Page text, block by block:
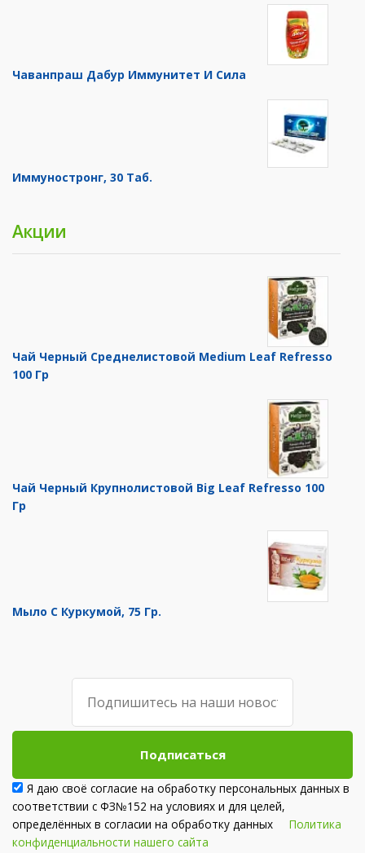
Чаванпраш Дабур Иммунитет И Сила
Иммуностронг, 30 Таб.
Акции
Чай Черный Среднелистовой Medium Leaf Refresso
100 Гр
Чай Черный Крупнолистовой Big Leaf Refresso 100
Гр
Мыло С Куркумой, 75 Гр.
Подписаться
Я даю своё согласие на обработку персональных данных в
соответствии с ФЗ№152 на условиях и для целей,
определённых в согласии на обработку данных Политика
конфиденциальности нашего сайта